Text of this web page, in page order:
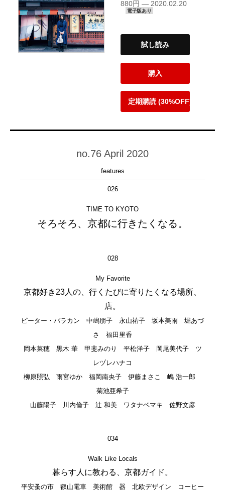
880円 — 2020.02.20
電子版あり
試し読み
購入
定期購読 (30%OFF)
no.76 April 2020
features
026
TIME TO KYOTO
そろそろ、京都に行きたくなる。
028
My Favorite
京都好き23人の、行くたびに寄りたくなる場所、
店。
ピーター・バラカン 中嶋朋子 永山祐子 坂本美雨 堀あづ
さ 福田里香
岡本菜穂 黒木 華 甲斐みのり 平松洋子 岡尾美代子 ツ
レヅレハナコ
柳原照弘 雨宮ゆか 福岡南央子 伊藤まさこ 嶋 浩一郎
菊池亜希子
山藤陽子 川内倫子 辻 和美 ワタナベマキ 佐野文彦
034
Walk Like Locals
暮らす人に教わる、京都ガイド。
平安蚤の市 叡山電車 美術館 器 北欧デザイン コーヒー